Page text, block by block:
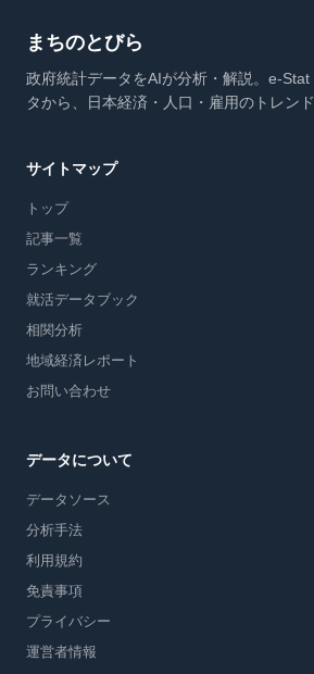
まちのとびら
政府統計データをAIが分析・解説。e-
タから、日本経済・人口・雇用のトレンド
サイトマップ
トップ
記事一覧
ランキング
就活データブック
相関分析
地域経済レポート
お問い合わせ
データについて
データソース
分析手法
利用規約
免責事項
プライバシー
運営者情報